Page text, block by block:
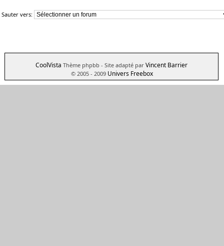
Sauter vers:
CoolVista Thème phpbb - Site adapté par Vincent Barrier
© 2005 - 2009 Univers Freebox